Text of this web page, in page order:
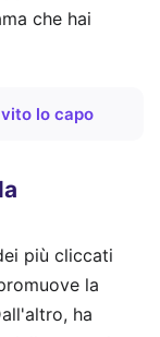
che hai
lo capo
più cliccati
la
ha